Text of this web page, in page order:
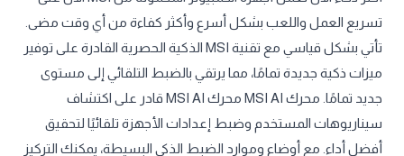
تسريع العمل واللعب بشكل أسرع وأكثر كفاءة من أي وقت مضى.
تأتي بشكل قياسي مع تقنية MSI الذكية الحصرية القادرة على توفير
ميزات ذكية جديدة تمامًا، مما يرتقي بالضبط التلقائي إلى مستوى
جديد تمامًا. محرك MSI AI محرك MSI AI قادر على اكتشاف
سيناريوهات المستخدم وضبط إعدادات الأجهزة تلقائيًا لتحقيق
أفضل أداء. مع أوضاع وموارد الضبط الذكي البسيطة، يمكنك التركيز